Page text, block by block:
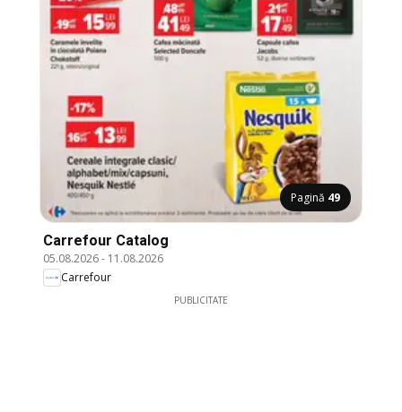
Pagină 49
Carrefour Catalog
05.08.2026- 11.08.2026
Carrefour
PUBLICITATE